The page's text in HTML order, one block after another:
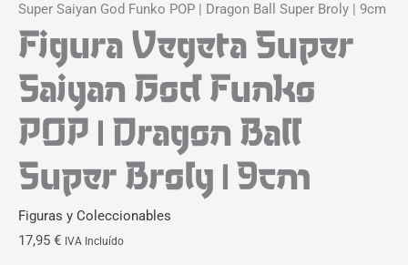
Super Saiyan God Funko POP | Dragon Ball Super Broly | 9cm
Figura Vegeta Super
Saiyan God Funko
POP | Dragon Ball
Super Broly | 9cm
Figuras y Coleccionables
17,95 € IVA Incluído